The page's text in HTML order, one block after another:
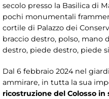
secolo presso la Basilica di
pochi monumentali
cortile di Palazzo dei
braccio destro, polso, mano
destro, piede destro, piede
Dal 6 febbraio 2024 nel
ammirare, in tutta la sua
ricostruzione del Colosso in